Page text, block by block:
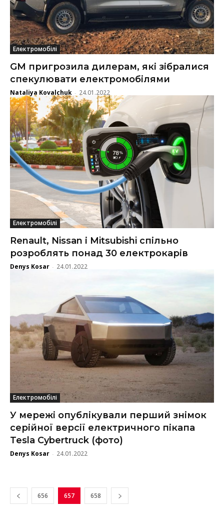
Електромобілі
GM пригрозила дилерам, які зібралися
спекулювати електромобілями
Nataliya Kovalchuk - 24.01.2022
Електромобілі
Renault, Nissan і Mitsubishi спільно
розроблять понад 30 електрокарів
Denys Kosar - 24.01.2022
Електромобілі
У мережі опублікували перший знімок
серійної версії електричного пікапа
Tesla Cybertruck (фото)
Denys Kosar - 24.01.2022
656 657 658